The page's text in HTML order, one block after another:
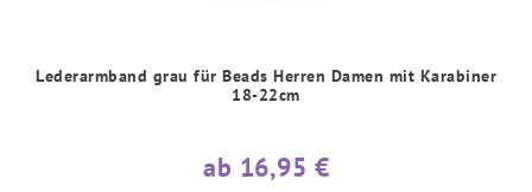
Lederarmband grau für Beads Herren Damen mit Karabiner
18-22cm
ab 16,95 €